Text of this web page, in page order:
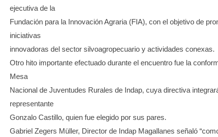
ejecutiva de la
Fundación para la Innovación Agraria (FIA), con el objetivo de
iniciativas
innovadoras del sector silvoagropecuario y actividades conexas.
Otro hito importante efectuado durante el encuentro fue la
Mesa
Nacional de Juventudes Rurales de Indap, cuya directiva
representante
Gonzalo Castillo, quien fue elegido por sus pares.
Gabriel Zegers Müller, Director de Indap Magallanes señaló